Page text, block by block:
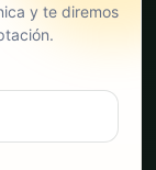
y te diremos